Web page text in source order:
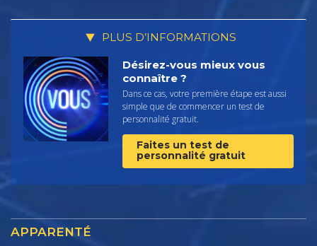
PLUS D’INFORMATIONS
Désirez-vous mieux vous
connaître ?
Dans ce cas, votre première étape est aussi
simple que de commencer un test de
personnalité gratuit.
Faites un test de
personnalité gratuit
APPARENTÉ